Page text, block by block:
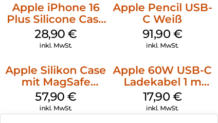
Apple iPhone 16
Plus Silicone Case
MagSafe Black
28,90€
inkl. MwSt.
Apple Pencil USB-
C Weiß
91,90 €
inkl. MwSt.
Apple Silikon Case
mit MagSafe
iPhone 14 Pro
(PRODUCT)RED
57,90€
inkl. MwSt.
Apple 60W USB-C
Ladekabel 1 m
Weiß
17,90 €
inkl. MwSt.